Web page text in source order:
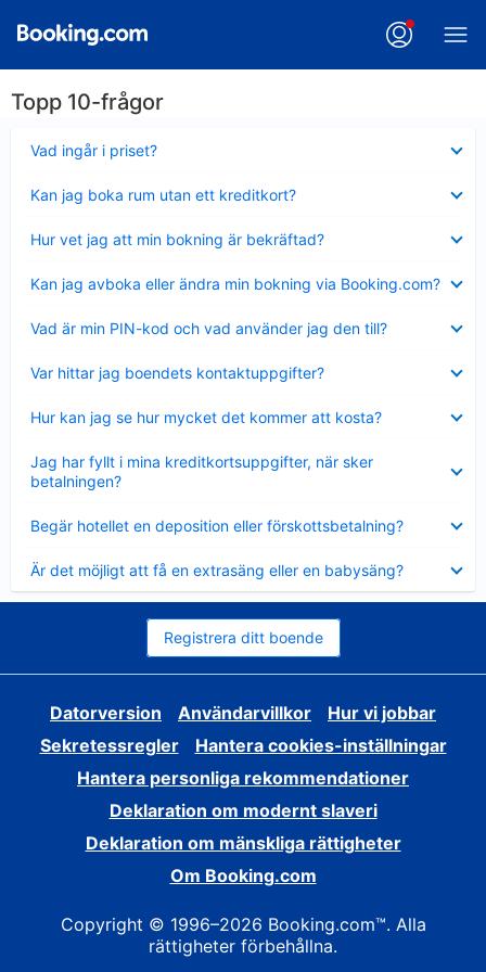
Topp 10-frågor
Vad ingår i priset?
mindre
Kan jag boka rum utan ett kreditkort?
mindre
Hur vet jag att min bokning är bekräftad?
mindre
Kan jag avboka eller ändra min bokning via Booking.com?
mindre
Vad är min PIN-kod och vad använder jag den till?
mindre
Var hittar jag boendets kontaktuppgifter?
mindre
Hur kan jag se hur mycket det kommer att kosta?
mindre
Jag har fyllt i mina kreditkortsuppgifter, när sker
betalningen?
mindre
Begär hotellet en deposition eller förskottsbetalning?
mindre
Är det möjligt att få en extrasäng eller en babysäng?
mindre
Registrera ditt boende
Datorversion Användarvillkor
Hur vi jobbar
Sekretessregler
Hantera cookies-inställningar
Hantera personliga rekommendationer
Deklaration om modernt slaveri
Deklaration om mänskliga rättigheter
Om Booking.com
Copyright © 1996–2026 Booking.com™. Alla
rättigheter förbehållna.